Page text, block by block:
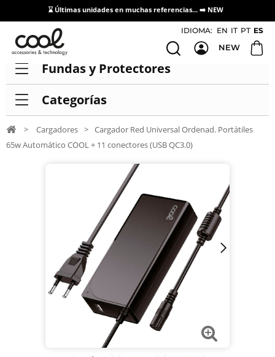
⌛ Últimas unidades en muchas referencias... ➡️ NEW
Acceso / Registro Distribuidores
IDIOMA: EN IT PT ES
NEW
Fundas y Protectores
Categorías
> Cargadores > Cargador Red Universal Ordenad. Portátiles
65w Automático COOL + 11 conectores (USB QC3.0)